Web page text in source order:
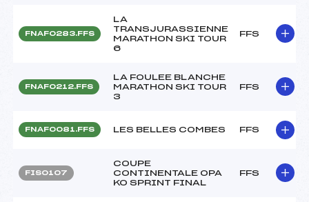
FNAF0283.FFS
LA
TRANSJURASSIENNE
MARATHON SKI TOUR
6
FFS
FNAF0212.FFS
LA FOULEE BLANCHE
MARATHON SKI TOUR
3
FFS
FNAF0081.FFS LES BELLES COMBES FFS
FIS0107
COUPE
CONTINENTALE OPA
KO SPRINT FINAL
FFS